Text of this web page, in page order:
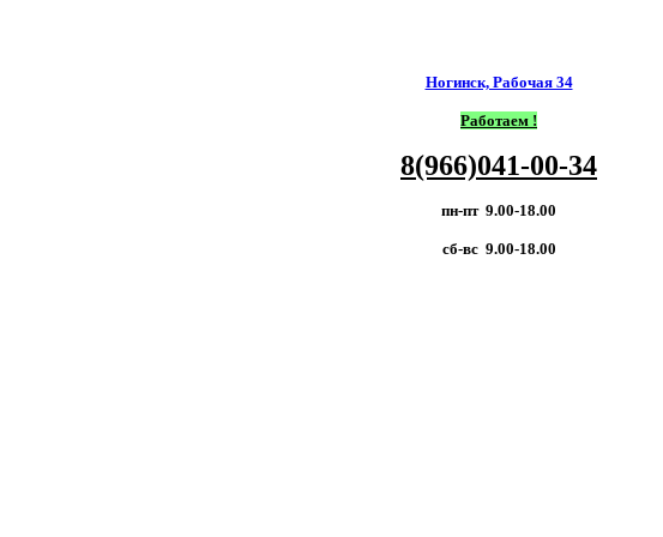
Ногинск, Рабочая 34
Работаем !
8(966)041-00-34
пн-пт 9.00-18.00
сб-вс 9.00-18.00